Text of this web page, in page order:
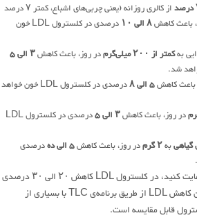
از کالری روزانه (یعنی چربی‌های اشباع، کمتر ۷ درصد
باعث کاهش
درصدی در کلسترول LDL خون
بهکمتر از ۲۰۰ میلی‌گرم در روز، باعث کاهش
باعث کاهش۵ الی ۸
درصدی در کلسترول LDL خون خواهد
در روز، باعث کاهش
درصدی در کلسترول LDL
گیاهیبه۲ گرم در روز، باعث کاهش۵ الی ده
درصدی
اگر همه‌ی موارد فوق را رعایت کنید، در کلسترول LDL کاهش ۲۰ الی ۳۰ درصدی
خواهید داشت و این میزان کاهش LDL از طریق برنامه‌ی TLC با بسیاری از
قابل مقایسه است.